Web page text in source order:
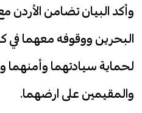
وأكد البيان تضامن الأردن
البحرين ووقوفه معهما
لحماية سيادتهما وأمنهما
والمقيمين على ارضهما.